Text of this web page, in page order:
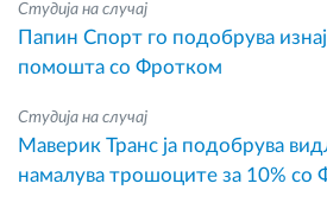
Студија на случај
Папин Спорт го подобрува
помошта со Фротком
Студија на случај
Маверик Транс ја подобрува
намалува трошоците за 10% со